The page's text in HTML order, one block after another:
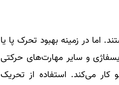
اما در زمینه بهبود تحرک پا یا
و سایر مهارت‌های حرکتی
کار می‌کند. استفاده از تحریک